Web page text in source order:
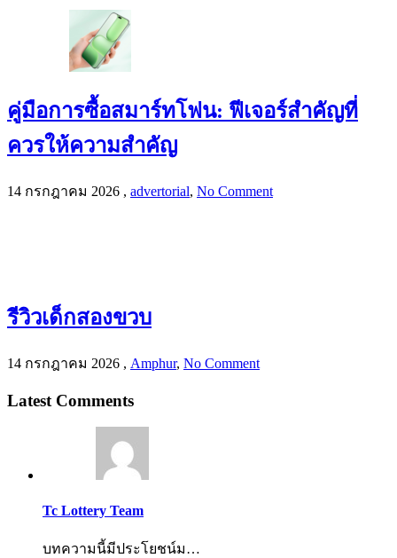
คู่มือการซื้อสมาร์ทโฟน: ฟีเจอร์สำคัญที่
ควรให้ความสำคัญ
14 กรกฎาคม 2026 , advertorial, No Comment
รีวิวเด็กสองขวบ
14 กรกฎาคม 2026 , Amphur, No Comment
Latest Comments
Tc Lottery Team
บทความนี้มีประโยชน์ม…